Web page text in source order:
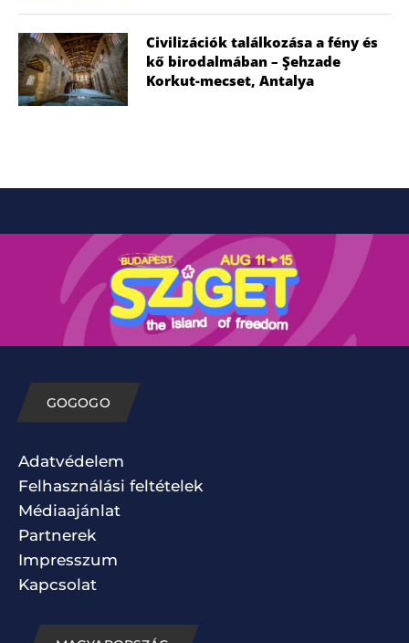
Civilizációk találkozása a fény és
kő birodalmában – Şehzade
Korkut-mecset, Antalya
GOGOGO
Adatvédelem
Felhasználási feltételek
Médiaajánlat
Partnerek
Impresszum
Kapcsolat